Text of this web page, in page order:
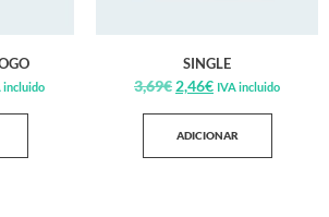
incluido
SINGLE
3,69€ 2,46€ IVA incluido
ADICIONAR